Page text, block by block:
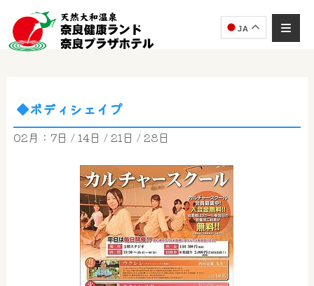
JA
◆ボディシェイプ
02月：7日 / 14日 / 21日 / 28日
AIコンシェルジュ
オンライン
奈良健康ランド AIコンシェルジュです。
ご質問をお伺いします。